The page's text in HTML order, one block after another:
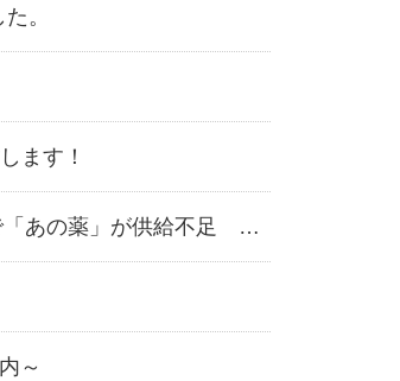
。
ます！
UCC＠express No 77 ～薬のコラム ～天津爆発事故で「あの薬」が供給不足 他～
～